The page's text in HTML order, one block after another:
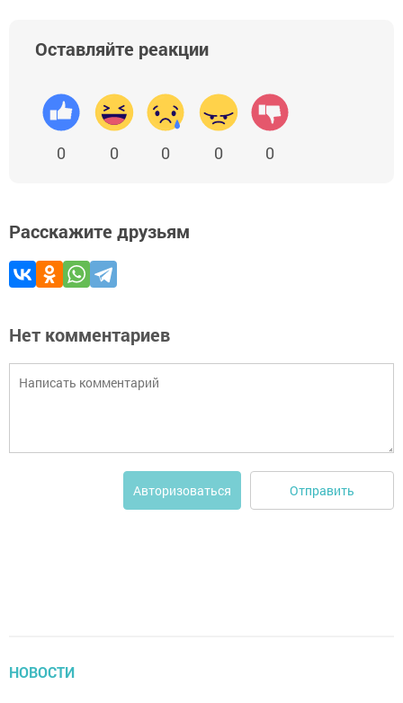
Оставляйте реакции
0 0 0 0 0
Расскажите друзьям
Нет комментариев
Авторизоваться Отправить
НОВОСТИ